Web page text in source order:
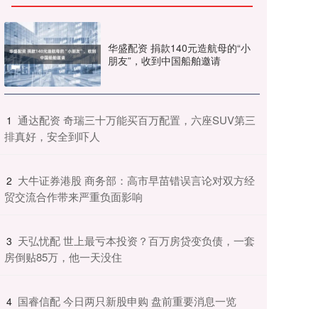
华盛配资 捐款140元造航母的“小
朋友”，收到中国船舶邀请
1 ​通达配资 奇瑞三十万能买百万配置，六座SUV第三
排真好，安全到吓人
2 ​大牛证券港股 商务部：高市早苗错误言论对双方经
贸交流合作带来严重负面影响
3 ​天弘忧配 世上最亏本投资？百万房贷变负债，一套
房倒贴85万，他一天没住
4 ​国睿信配 今日两只新股申购 盘前重要消息一览